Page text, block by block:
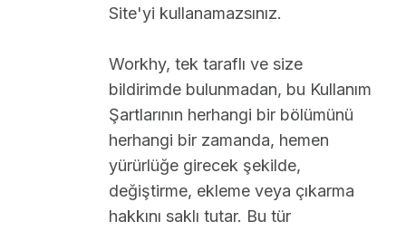
Site'yi kullanamazsınız.
Workhy, tek taraflı ve size
bildirimde bulunmadan, bu Kullanım
Şartlarının herhangi bir bölümünü
herhangi bir zamanda, hemen
yürürlüğe girecek şekilde,
değiştirme, ekleme veya çıkarma
hakkını saklı tutar. Bu tür